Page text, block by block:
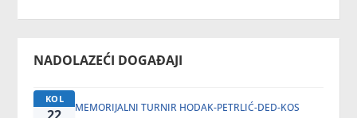
NADOLAZEĆI DOGAĐAJI
KOL
MEMORIJALNI TURNIR HODAK-PETRLIĆ-DED-KOS